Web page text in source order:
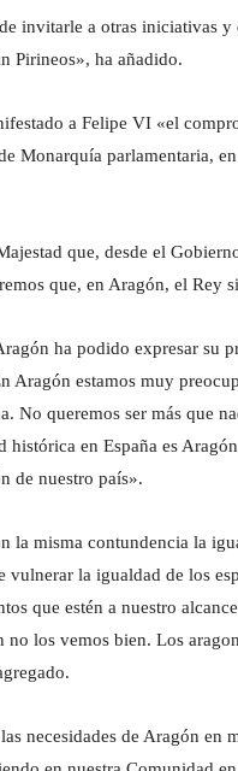
invitarle a otras iniciativas
Pirineos», ha añadido.
a Felipe VI «el
Monarquía parlamentaria,
que, desde el
que, en Aragón, el Rey
ha podido expresar su
Aragón estamos muy
No queremos ser más que
histórica en España es
de nuestro país».
la misma contundencia la
la igualdad de los
que estén a nuestro
los vemos bien. Los
necesidades de Aragón en